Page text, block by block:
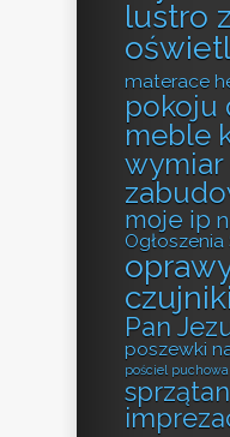
lustro z
materace
pokoju
meble
wymiar
moje ip
Pan
poszewki
pościel puchowa